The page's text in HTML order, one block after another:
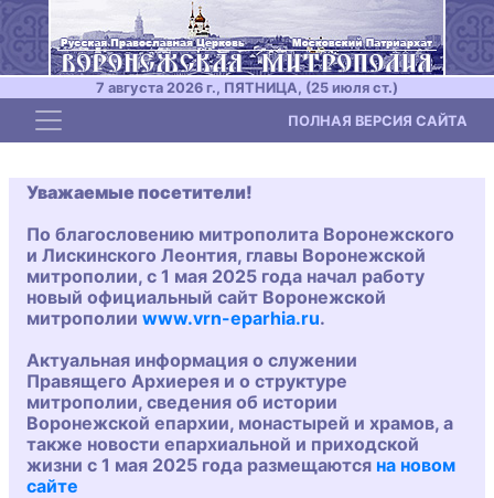
7 августа 2026 г., ПЯТНИЦА, (25 июля ст.)
Toggle navigation ПОЛНАЯ ВЕРСИЯ САЙТА
Уважаемые посетители!
По благословению митрополита Воронежского
и Лискинского Леонтия, главы Воронежской
митрополии, с 1 мая 2025 года начал работу
новый официальный сайт Воронежской
митрополии www.vrn-eparhia.ru.
Актуальная информация о служении
Правящего Архиерея и о структуре
митрополии, сведения об истории
Воронежской епархии, монастырей и храмов, а
также новости епархиальной и приходской
жизни с 1 мая 2025 года размещаются на новом
сайте